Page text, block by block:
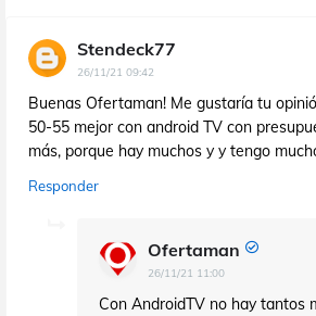
Stendeck77
26/11/21 09:42
Buenas Ofertaman! Me gustaría tu
50-55 mejor con android TV con
más, porque hay muchos y y tengo
Responder
Ofertaman
26/11/21 11:00
Con AndroidTV no hay tantos